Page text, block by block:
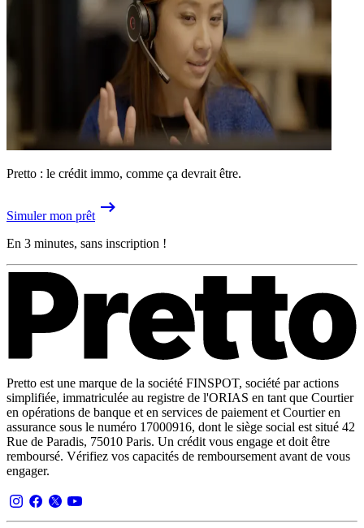
Pretto : le crédit immo, comme ça devrait être.
Simuler mon prêt
En 3 minutes, sans inscription !
Pretto est une marque de la société FINSPOT, société par actions
simplifiée, immatriculée au registre de l'ORIAS en tant que Courtier
en opérations de banque et en services de paiement et Courtier en
assurance sous le numéro 17000916, dont le siège social est situé 42
Rue de Paradis, 75010 Paris. Un crédit vous engage et doit être
remboursé. Vérifiez vos capacités de remboursement avant de vous
engager.